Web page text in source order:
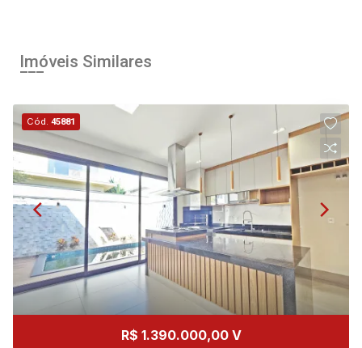
Imóveis Similares
Cód.45881
R$ 1.390.000,00 V